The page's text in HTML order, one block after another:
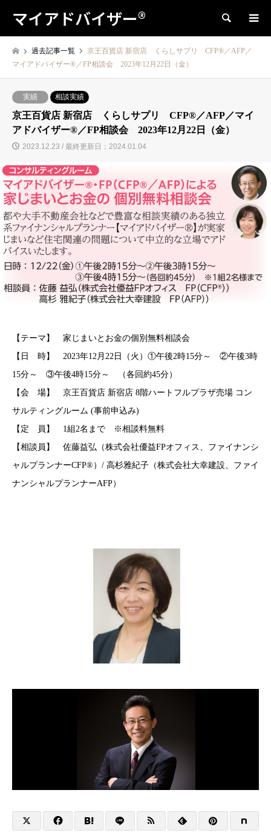
マイアドバイザー® 検索
過去記事一覧
京王百貨店 新宿店 くらしサプリ CFP®／AFP／
マイアドバイザー®／FP相談会 2023年12月22日（金）
実績 相談実績
京王百貨店 新宿店 くらしサプリ CFP®／AFP／マイ
アドバイザー®／FP相談会 2023年12月22日（金）
2023.12.23 / 最終更新日：2024.01.04
【テーマ】 家じまいとお金の個別無料相談会
【日 時】 2023年12月22日（火）①午後2時15分～ ②午後3時
15分～ ③午後4時15分～ （各回約45分）
【会 場】 京王百貨店 新宿店 8階ハートフルプラザ売場 コン
サルティングルーム (事前申込み)
【定 員】 1組2名まで ※相談料無料
【相談員】 佐藤益弘（株式会社優益FPオフィス、ファイナンシ
ャルプランナーCFP®）/ 高杉雅紀子（株式会社大幸建設、ファイ
ナンシャルプランナーAFP）